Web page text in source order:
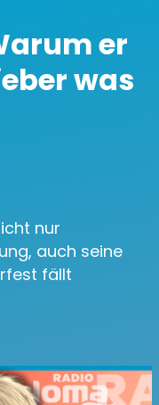
er
was
nur
auch seine
fällt